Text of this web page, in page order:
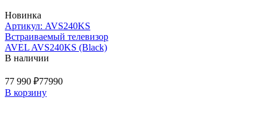
Новинка
Артикул: AVS240KS
Встраиваемый телевизор
AVEL AVS240KS (Black)
В наличии
77 990 ₽77990
В корзину